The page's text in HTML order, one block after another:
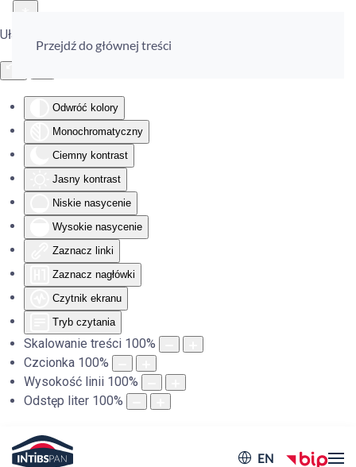
Ułatwienia dostępu
Odwróć kolory
Monochromatyczny
Ciemny kontrast
Jasny kontrast
Niskie nasycenie
Wysokie nasycenie
Zaznacz linki
Zaznacz nagłówki
Czytnik ekranu
Tryb czytania
Skalowanie treści 100%
Czcionka 100%
Wysokość linii 100%
Odstęp liter 100%
Przejdź do głównej treści
EN